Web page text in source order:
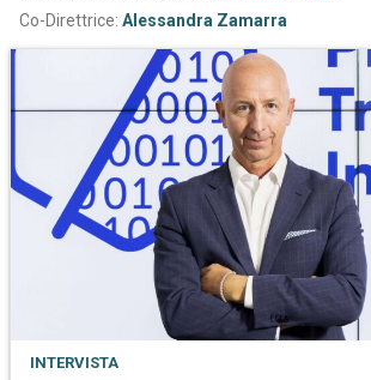
Co-Direttrice: Alessandra Zamarra
INTERVISTA